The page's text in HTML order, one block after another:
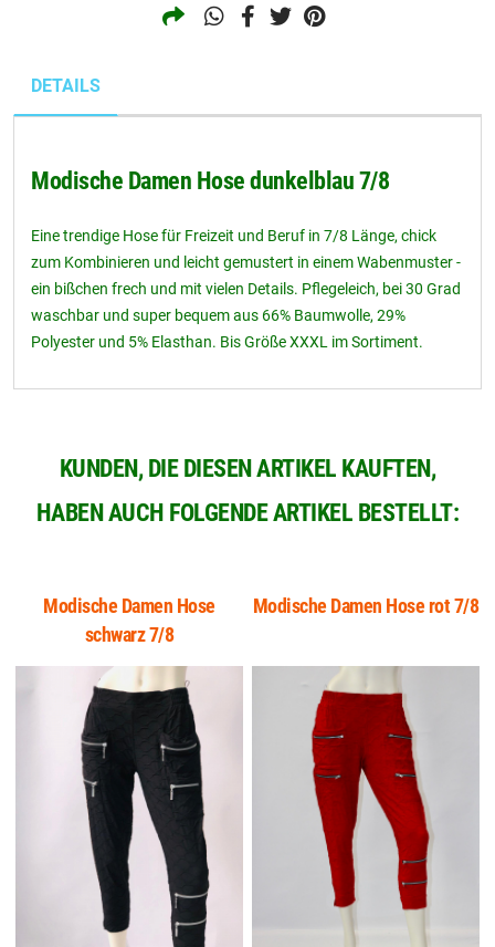
DETAILS
Modische Damen Hose dunkelblau 7/8
Eine trendige Hose für Freizeit und Beruf in 7/8 Länge, chick
zum Kombinieren und leicht gemustert in einem Wabenmuster -
ein bißchen frech und mit vielen Details. Pflegeleich, bei 30 Grad
waschbar und super bequem aus 66% Baumwolle, 29%
Polyester und 5% Elasthan. Bis Größe XXXL im Sortiment.
KUNDEN, DIE DIESEN ARTIKEL KAUFTEN,
HABEN AUCH FOLGENDE ARTIKEL BESTELLT:
Modische Damen Hose
schwarz 7/8
Modische Damen Hose rot 7/8